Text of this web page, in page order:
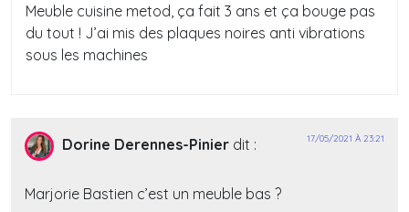
Meuble cuisine metod, ça fait 3 ans et ça bouge pas
du tout ! J’ai mis des plaques noires anti vibrations
sous les machines
Dorine Derennes-Pinier dit : 17/05/2021 À 23:21
Marjorie Bastien c’est un meuble bas ?